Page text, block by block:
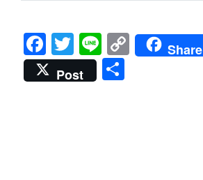
Facebook
Twitter
LineCopy
Link
Share
Post